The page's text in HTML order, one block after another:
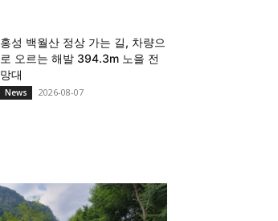
홍성 백월산 정상 가는 길, 차량으
로 오르는 해발 394.3m 노을 전
망대
News 2026-08-07